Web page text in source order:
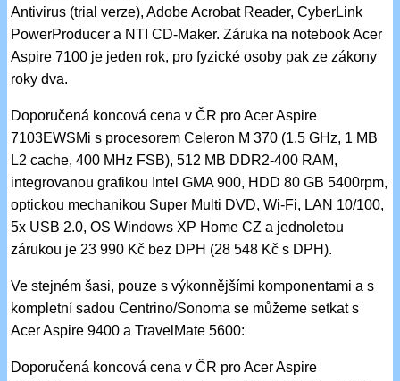
Antivirus (trial verze), Adobe Acrobat Reader, CyberLink
PowerProducer a NTI CD-Maker. Záruka na notebook Acer
Aspire 7100 je jeden rok, pro fyzické osoby pak ze zákony
roky dva.
Doporučená koncová cena v ČR pro Acer Aspire
7103EWSMi s procesorem Celeron M 370 (1.5 GHz, 1 MB
L2 cache, 400 MHz FSB), 512 MB DDR2-400 RAM,
integrovanou grafikou Intel GMA 900, HDD 80 GB 5400rpm,
optickou mechanikou Super Multi DVD, Wi-Fi, LAN 10/100,
5x USB 2.0, OS Windows XP Home CZ a jednoletou
zárukou je 23 990 Kč bez DPH (28 548 Kč s DPH).
Ve stejném šasi, pouze s výkonnějšími komponentami a s
kompletní sadou Centrino/Sonoma se můžeme setkat s
Acer Aspire 9400 a TravelMate 5600:
Doporučená koncová cena v ČR pro Acer Aspire